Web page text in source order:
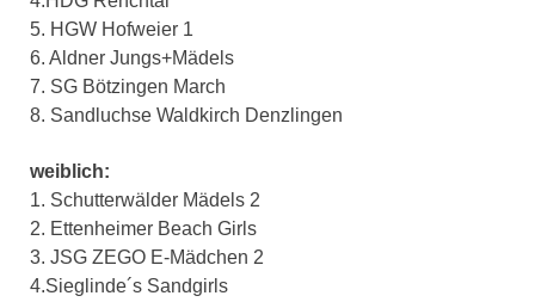
5. HGW Hofweier 1
6. Aldner Jungs+Mädels
7. SG Bötzingen March
8. Sandluchse Waldkirch Denzlingen
weiblich:
1. Schutterwälder Mädels 2
2. Ettenheimer Beach Girls
3. JSG ZEGO E-Mädchen 2
4.Sieglinde´s Sandgirls